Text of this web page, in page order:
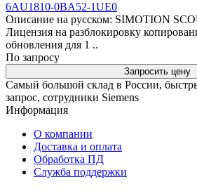
6AU1810-0BA52-1UE0
Описание на русском: SIMOTION
Лицензия на разблокировку
обновления для 1 ..
По запросу
Запросить цену
Самый большой склад в России,
запрос, сотрудники Siemens
Информация
О компании
Доставка и оплата
Обработка ПД
Служба поддержки